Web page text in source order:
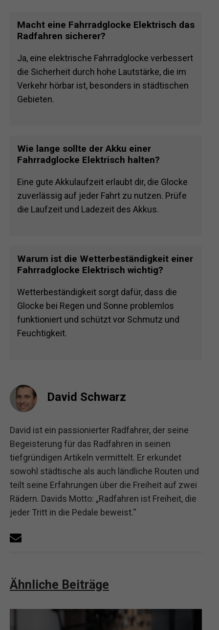
Macht eine Fahrradglocke Elektrisch das
Radfahren sicherer?
Ja, eine elektrische Fahrradglocke verbessert
die Sicherheit durch hohe Lautstärke, die im
Verkehr hörbar ist, besonders in städtischen
Gebieten.
Wie lange sollte der Akku einer
Fahrradglocke Elektrisch halten?
Eine gute Akkulaufzeit erlaubt dir, die Glocke
zuverlässig auf jeder Fahrt zu nutzen. Prüfe
die Laufzeit und Ladezeit des Akkus.
Warum ist die Wetterbeständigkeit einer
Fahrradglocke Elektrisch wichtig?
Wetterbeständigkeit sorgt dafür, dass die
Glocke bei Regen und Sonne problemlos
funktioniert und schützt vor Schmutz und
Feuchtigkeit.
David Schwarz
David ist ein passionierter Radfahrer, der seine
Begeisterung für das Radfahren in seinen
tiefgründigen Artikeln vermittelt. Er erkundet
sowohl städtische als auch ländliche Routen und
teilt seine Erfahrungen über die Freiheit auf zwei
Rädern. Davids Motto: „Radfahren ist Freiheit, die
jeder Tritt in die Pedale beweist.“
Ähnliche Beiträge